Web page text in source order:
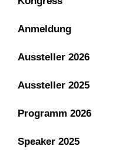
Anmeldung
Aussteller 2026
Aussteller 2025
Programm 2026
Speaker 2025